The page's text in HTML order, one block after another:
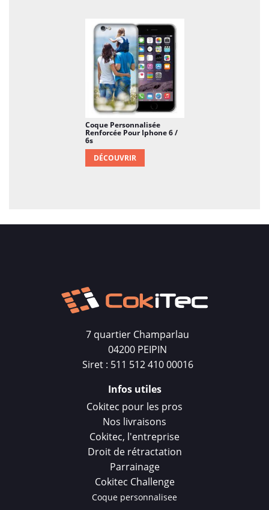
Coque Personnalisée
Renforcée Pour Iphone 6 /
6s
DÉCOUVRIR
7 quartier Champarlau
04200 PEIPIN
Siret : 511 512 410 00016
Infos utiles
Cokitec pour les pros
Nos livraisons
Cokitec, l'entreprise
Droit de rétractation
Parrainage
Cokitec Challenge
Coque personnalisee